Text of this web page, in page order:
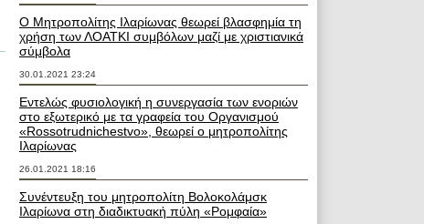
Ο Μητροπολίτης Ιλαρίωνας θεωρεί βλασφημία τη
χρήση των ΛΟΑΤΚΙ συμβόλων μαζί με χριστιανικά
σύμβολα
30.01.2021 23:24
Εντελώς φυσιολογική η συνεργασία των ενοριών
στο εξωτερικό με τα γραφεία του Οργανισμού
«Rossotrudnichestvo», θεωρεί ο μητροπολίτης
Ιλαρίωνας
26.01.2021 18:16
Συνέντευξη του μητροπολίτη Βολοκολάμσκ
Ιλαρίωνα στη διαδικτυακή πύλη «Ρομφαία»